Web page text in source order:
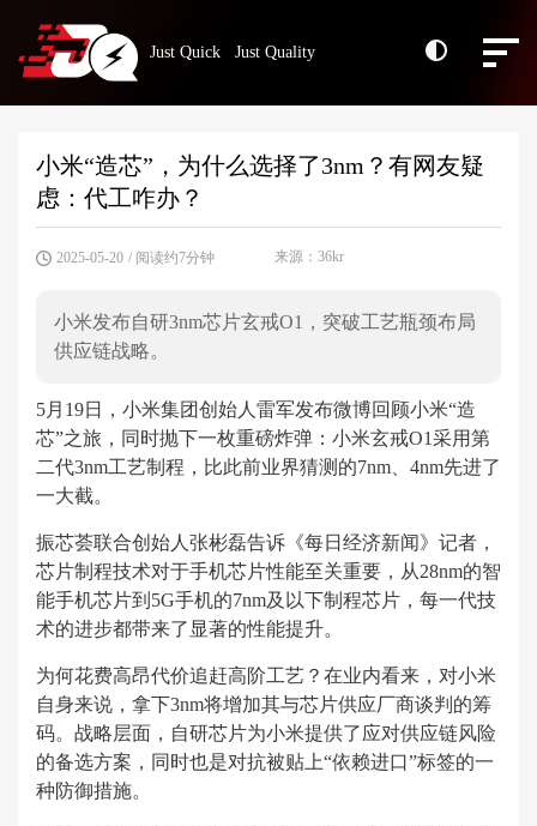
Just Quick Just Quality
小米“造芯”，为什么选择了3nm？有网友疑
虑：代工咋办？
2025-05-20 / 阅读约7分钟 来源：36kr
小米发布自研3nm芯片玄戒O1，突破工艺瓶颈布局
供应链战略。
5月19日，小米集团创始人雷军发布微博回顾小米“造
芯”之旅，同时抛下一枚重磅炸弹：小米玄戒O1采用第
二代3nm工艺制程，比此前业界猜测的7nm、4nm先进了
一大截。
振芯荟联合创始人张彬磊告诉《每日经济新闻》记者，
芯片制程技术对于手机芯片性能至关重要，从28nm的智
能手机芯片到5G手机的7nm及以下制程芯片，每一代技
术的进步都带来了显著的性能提升。
为何花费高昂代价追赶高阶工艺？在业内看来，对小米
自身来说，拿下3nm将增加其与芯片供应厂商谈判的筹
码。战略层面，自研芯片为小米提供了应对供应链风险
的备选方案，同时也是对抗被贴上“依赖进口”标签的一
种防御措施。